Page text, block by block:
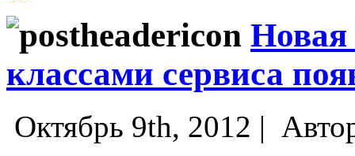
Новая
классами сервиса
Октябрь 9th, 2012 |